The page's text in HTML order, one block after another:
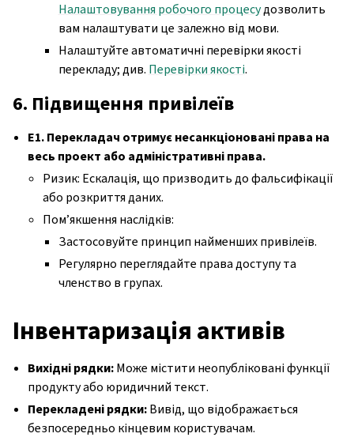
Налаштовування робочого процесудозволить
вам налаштувати це залежно від мови.
Налаштуйте автоматичні перевірки якості
перекладу; див. Перевірки якості.
6. Підвищення привілеїв
E1. Перекладач отримує несанкціоновані права на
весь проект або адміністративні права.
Ризик: Ескалація, що призводить до фальсифікації
або розкриття даних.
Пом’якшення наслідків:
Застосовуйте принцип найменших привілеїв.
Регулярно переглядайте права доступу та
членство в групах.
Інвентаризація активів
Вихідні рядки:Може містити неопубліковані функції
продукту або юридичний текст.
Перекладені рядки:Вивід, що відображається
безпосередньо кінцевим користувачам.